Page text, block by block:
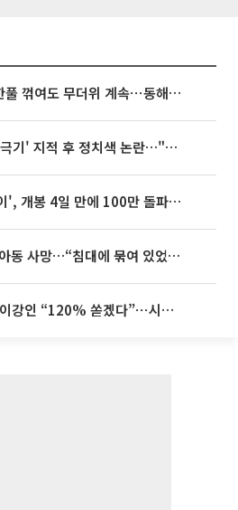
[내일 날씨] 폭염 한풀 꺾여도 무더위 계속⋯동해안 이틀 연속 비
김희철, '뒤집힌 태극기' 지적 후 정치색 논란…"좌우 떠나 우리나라 국기"
놀란 감독 '오디세이', 개봉 4일 만에 100만 돌파⋯'왕사남' 보다 빠르다
천안 교회서 11세 아동 사망…“침대에 묶여 있었다” 진술 확보
AT마드리드 ‘7번’ 이강인 “120% 쏟겠다”⋯시메오네 감독 “필요한 선수”